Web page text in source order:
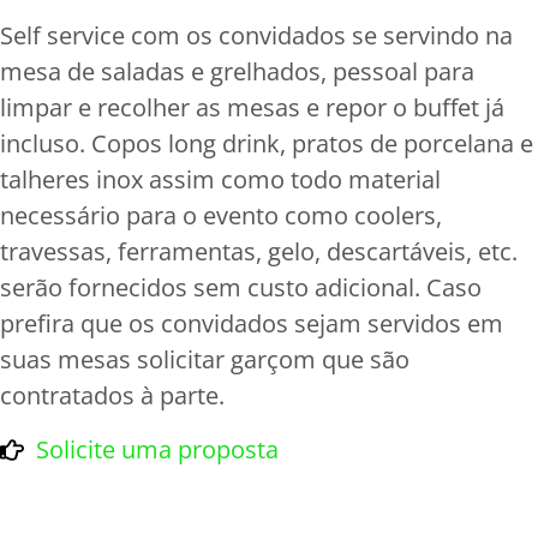
Self service com os convidados se servindo na
mesa de saladas e grelhados, pessoal para
limpar e recolher as mesas e repor o buffet já
incluso. Copos long drink, pratos de porcelana e
talheres inox assim como todo material
necessário para o evento como coolers,
travessas, ferramentas, gelo, descartáveis, etc.
serão fornecidos sem custo adicional. Caso
prefira que os convidados sejam servidos em
suas mesas solicitar garçom que são
contratados à parte.
Solicite uma proposta